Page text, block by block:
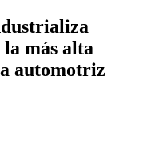
la más alta
automotriz